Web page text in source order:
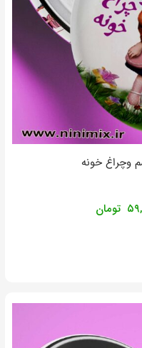
وچراغ خونه
تومان